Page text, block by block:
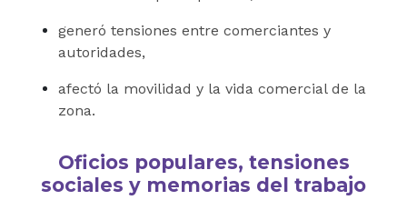
generó tensiones entre comerciantes y
autoridades,
afectó la movilidad y la vida comercial de la
zona.
Oficios populares, tensiones
sociales y memorias del trabajo